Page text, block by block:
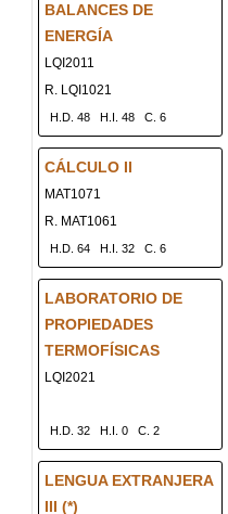
BALANCES DE
ENERGÍA
LQI2011
R. LQI1021
H.D. 48 H.I. 48 C. 6
CÁLCULO II
MAT1071
R. MAT1061
H.D. 64 H.I. 32 C. 6
LABORATORIO DE
PROPIEDADES
TERMOFÍSICAS
LQI2021
H.D. 32 H.I. 0 C. 2
LENGUA EXTRANJERA
III (*)